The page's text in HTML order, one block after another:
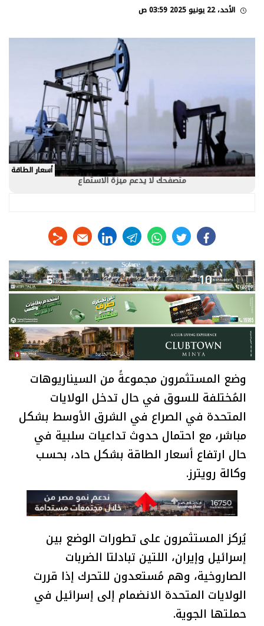
الأحد، 22 يونيو 2025 03:59 ص
أسعار الطاقة
متصفحك لا يدعم ميزة الاستماع
facebook
twitter
whats
telegram
linkedin
وضع المستثمرون مجموعةً من السيناريوهات
المُختلفة للسوق في حال تدخل الولايات
المتحدة في الصراع في الشرق الأوسط بشكل
مباشر، مع احتمال حدوث تداعيات سلبية في
حال ارتفاع أسعار الطاقة بشكل حاد، بحسب
وكالة رويترز.
يُركز المستثمرون على تطورات الوضع بين
إسرائيل وإيران، اللتين تبادلتا الضربات
الصاروخية، وهم مُستعدون للتحرك إذا قررت
الولايات المتحدة الانضمام إلى إسرائيل في
حملتها الجوية.